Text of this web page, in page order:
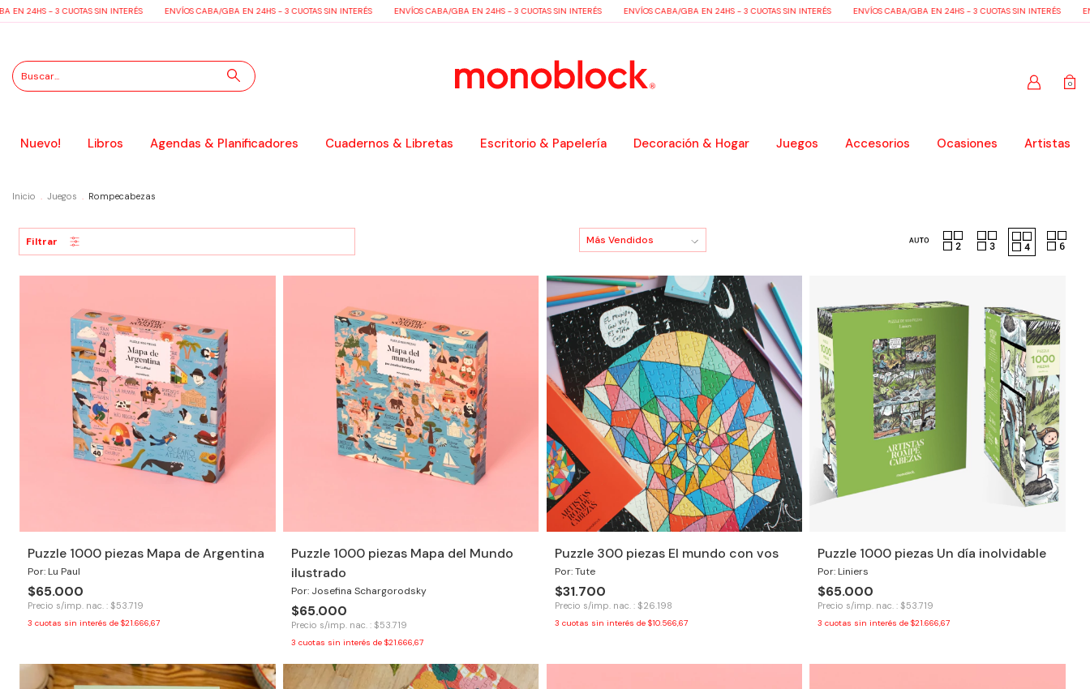
24HS - 3 CUOTAS SIN INTERÉS ENVÍOS CABA/GBA EN 24HS - 3 CUOTAS SIN INTERÉS ENVÍOS CABA/GBA EN 24HS - 3 CUOTAS SIN INTERÉS ENVÍOS CABA/GBA EN 24HS - 3 CUOTAS SIN INTERÉS ENVÍOS CABA/GBA EN 24HS - 3 CUOTAS SIN INTERÉS
0
Nuevo! Libros Agendas & Planificadores Cuadernos & Libretas Escritorio & Papelería Decoración & Hogar Juegos Accesorios Ocasiones Artistas
Inicio . Juegos . Rompecabezas
Filtrar
Puzzle 1000 piezas Mapa de Argentina
Por: Lu Paul
$65.000
Precio s/imp. nac. : $53.719
3 cuotas sin interés de $21.666,67
Puzzle 1000 piezas Mapa del Mundo
ilustrado
Por: Josefina Schargorodsky
$65.000
Precio s/imp. nac. : $53.719
3 cuotas sin interés de $21.666,67
Puzzle 300 piezas El mundo con vos
Por: Tute
$31.700
Precio s/imp. nac. : $26.198
3 cuotas sin interés de $10.566,67
Puzzle 1000 piezas Un día inolvidable
Por: Liniers
$65.000
Precio s/imp. nac. : $53.719
3 cuotas sin interés de$21.666,67